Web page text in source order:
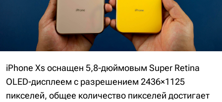
iPhone Xs оснащен 5,8-дюймовым Super Retina
OLED-дисплеем с разрешением 2436×1125
пикселей, общее количество пикселей достигает